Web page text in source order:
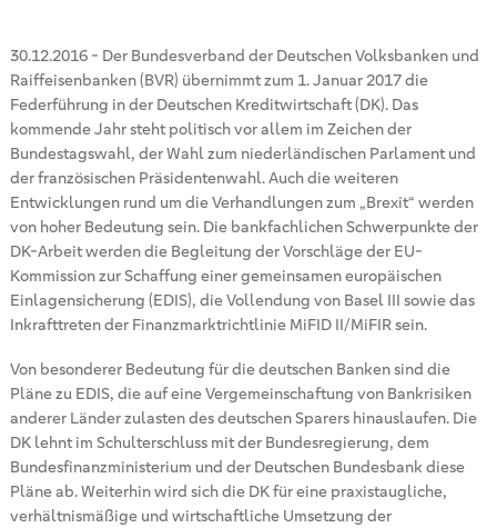
30.12.2016- Der Bundesverband der Deutschen Volksbanken und
Raiffeisenbanken (BVR) übernimmt zum 1. Januar 2017 die
Federführung in der Deutschen Kreditwirtschaft (DK). Das
kommende Jahr steht politisch vor allem im Zeichen der
Bundestagswahl, der Wahl zum niederländischen Parlament und
der französischen Präsidentenwahl. Auch die weiteren
Entwicklungen rund um die Verhandlungen zum „Brexit“ werden
von hoher Bedeutung sein. Die bankfachlichen Schwerpunkte der
DK-Arbeit werden die Begleitung der Vorschläge der EU-
Kommission zur Schaffung einer gemeinsamen europäischen
Einlagensicherung (EDIS), die Vollendung von Basel III sowie das
Inkrafttreten der Finanzmarktrichtlinie MiFID II/MiFIR sein.
Von besonderer Bedeutung für die deutschen Banken sind die
Pläne zu EDIS, die auf eine Vergemeinschaftung von Bankrisiken
anderer Länder zulasten des deutschen Sparers hinauslaufen. Die
DK lehnt im Schulterschluss mit der Bundesregierung, dem
Bundesfinanzministerium und der Deutschen Bundesbank diese
Pläne ab. Weiterhin wird sich die DK für eine praxistaugliche,
verhältnismäßige und wirtschaftliche Umsetzung der